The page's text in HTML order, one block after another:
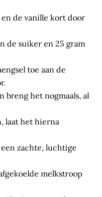
de vanille kort door
de suiker en 25 gram
toe aan de
breng het nogmaals, al
laat het hierna
zachte, luchtige
melkstroop